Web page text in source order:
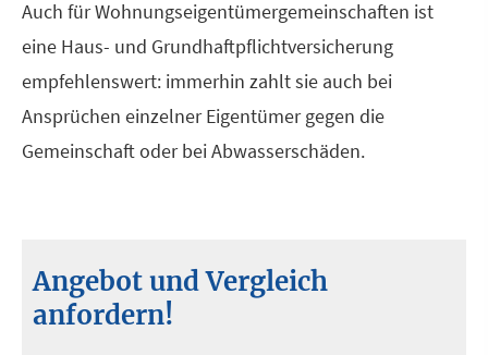
Auch für Wohnungseigentümergemeinschaften ist
eine Haus- und Grundhaftpflichtversicherung
empfehlenswert: immerhin zahlt sie auch bei
Ansprüchen einzelner Eigentümer gegen die
Gemeinschaft oder bei Abwasserschäden.
Angebot und Vergleich
anfordern!